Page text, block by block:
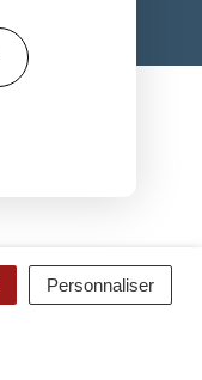
Personnaliser